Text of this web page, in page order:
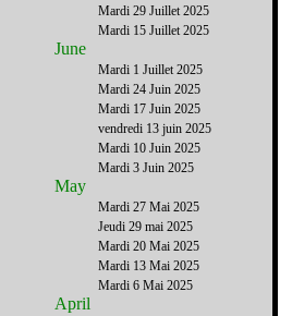
Mardi 29 Juillet 2025
Mardi 15 Juillet 2025
June
Mardi 1 Juillet 2025
Mardi 24 Juin 2025
Mardi 17 Juin 2025
vendredi 13 juin 2025
Mardi 10 Juin 2025
Mardi 3 Juin 2025
May
Mardi 27 Mai 2025
Jeudi 29 mai 2025
Mardi 20 Mai 2025
Mardi 13 Mai 2025
Mardi 6 Mai 2025
April